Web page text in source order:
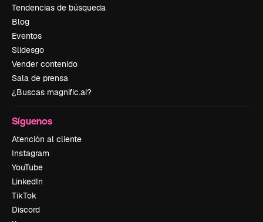
Tendencias de búsqueda
Blog
Eventos
Slidesgo
Vender contenido
Sala de prensa
¿Buscas magnific.ai?
Síguenos
Atención al cliente
Instagram
YouTube
LinkedIn
TikTok
Discord